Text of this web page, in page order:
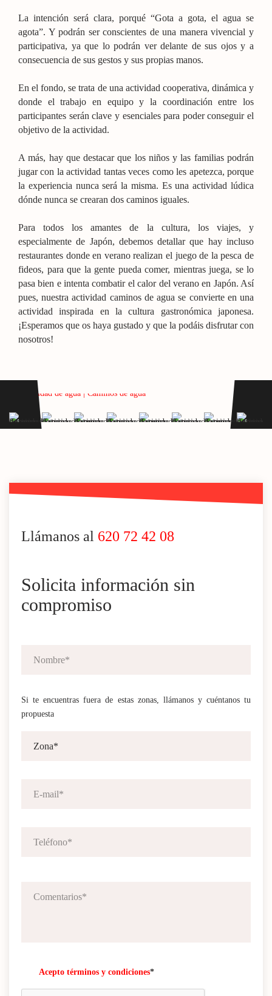
La intención será clara, porqué “Gota a gota, el agua se
agota”. Y podrán ser conscientes de una manera vivencial y
participativa, ya que lo podrán ver delante de sus ojos y a
consecuencia de sus gestos y sus propias manos.
En el fondo, se trata de una actividad cooperativa, dinámica y
donde el trabajo en equipo y la coordinación entre los
participantes serán clave y esenciales para poder conseguir el
objetivo de la actividad.
A más, hay que destacar que los niños y las familias podrán
jugar con la actividad tantas veces como les apetezca, porque
la experiencia nunca será la misma. Es una actividad lúdica
dónde nunca se crearan dos caminos iguales.
Para todos los amantes de la cultura, los viajes, y
especialmente de Japón, debemos detallar que hay incluso
restaurantes donde en verano realizan el juego de la pesca de
fideos, para que la gente pueda comer, mientras juega, se lo
pasa bien e intenta combatir el calor del verano en Japón. Así
pues, nuestra actividad caminos de agua se convierte en una
actividad inspirada en la cultura gastronómica japonesa.
¡Esperamos que os haya gustado y que la podáis disfrutar con
nosotros!
Llámanos al 620 72 42 08
Solicita información sin
compromiso
Si te encuentras fuera de estas zonas, llámanos y cuéntanos tu
propuesta
Acepto términos y condiciones*